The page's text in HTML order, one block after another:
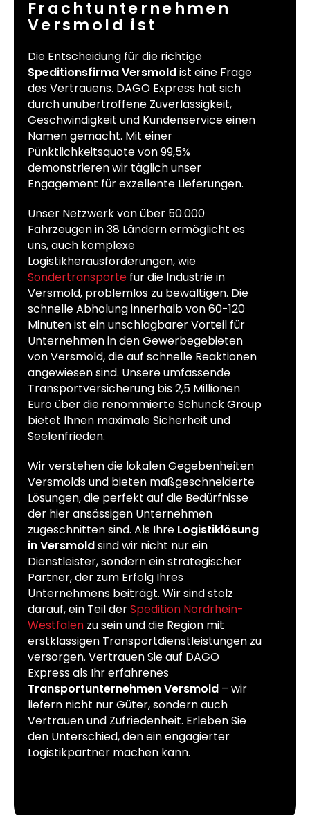
Frachtunternehmen
Versmold ist
Die Entscheidung für die richtige
Speditionsfirma Versmoldist eine Frage
des Vertrauens. DAGO Express hat sich
durch unübertroffene Zuverlässigkeit,
Geschwindigkeit und Kundenservice einen
Namen gemacht. Mit einer
Pünktlichkeitsquote von 99,5%
demonstrieren wir täglich unser
Engagement für exzellente Lieferungen.
Unser Netzwerk von über 50.000
Fahrzeugen in 38 Ländern ermöglicht es
uns, auch komplexe
Logistikherausforderungen, wie
Sondertransporte für die Industrie in
Versmold, problemlos zu bewältigen. Die
schnelle Abholung innerhalb von 60-120
Minuten ist ein unschlagbarer Vorteil für
Unternehmen in den Gewerbegebieten
von Versmold, die auf schnelle Reaktionen
angewiesen sind. Unsere umfassende
Transportversicherung bis 2,5 Millionen
Euro über die renommierte Schunck Group
bietet Ihnen maximale Sicherheit und
Seelenfrieden.
Wir verstehen die lokalen Gegebenheiten
Versmolds und bieten maßgeschneiderte
Lösungen, die perfekt auf die Bedürfnisse
der hier ansässigen Unternehmen
zugeschnitten sind. Als Ihre Logistiklösung
in Versmoldsind wir nicht nur ein
Dienstleister, sondern ein strategischer
Partner, der zum Erfolg Ihres
Unternehmens beiträgt. Wir sind stolz
darauf, ein Teil derSpedition Nordrhein-
Westfalen zu sein und die Region mit
erstklassigen Transportdienstleistungen zu
versorgen. Vertrauen Sie auf DAGO
Express als Ihr erfahrenes
Transportunternehmen Versmold – wir
liefern nicht nur Güter, sondern auch
Vertrauen und Zufriedenheit. Erleben Sie
den Unterschied, den ein engagierter
Logistikpartner machen kann.